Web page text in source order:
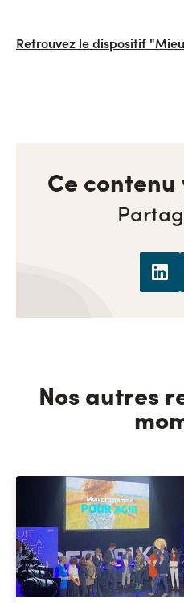
Retrouvez le dispositif
Ce contenu
Nos autres